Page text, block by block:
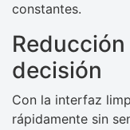
constantes.
decisión
Con la interfaz
rápidamente sin